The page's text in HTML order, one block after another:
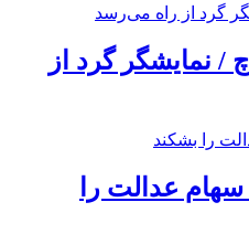
/ نمایشگر گرد از
عدالت را